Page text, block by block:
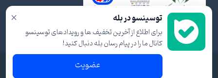
× توسینسو در بله
برای اطلاع از آخرین تخفیف ها و رویدادهای توسینسو
کانال ما را در پیام رسان بله دنبال کنید!
عضویت